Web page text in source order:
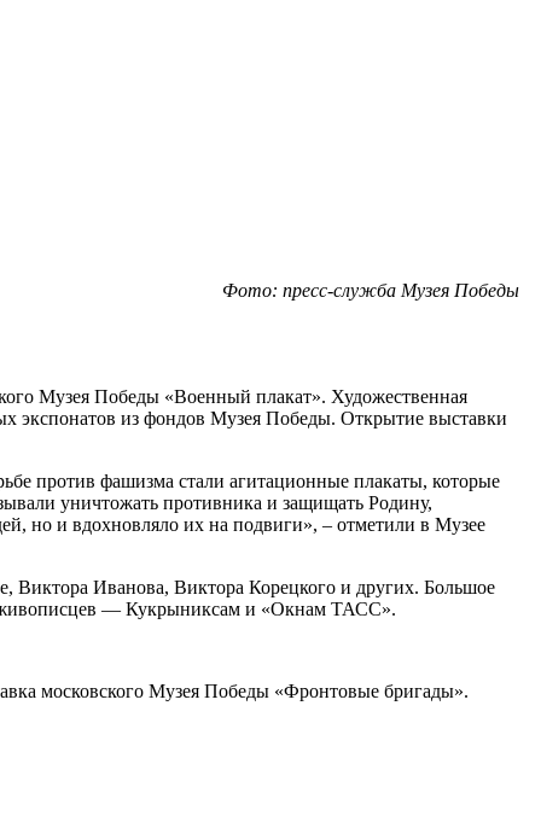
Фото: пресс-служба Музея Победы
Музея Победы «Военный плакат». Художественная
экспонатов из фондов Музея Победы. Открытие выставки
против фашизма стали агитационные плакаты, которые
уничтожать противника и защищать Родину,
но и вдохновляло их на подвиги», – отметили в Музее
Виктора Иванова, Виктора Корецкого и других. Большое
живописцев — Кукрыниксам и «Окнам ТАСС».
московского Музея Победы «Фронтовые бригады».